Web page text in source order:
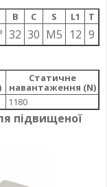
B C S L1 T
32 30 M5 12 9
Статичне
навантаження (N)
1180
підвищеної